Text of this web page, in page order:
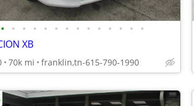
• • • • • • • • • • • • • •
XB
70k mi franklin,tn-615-790-1990